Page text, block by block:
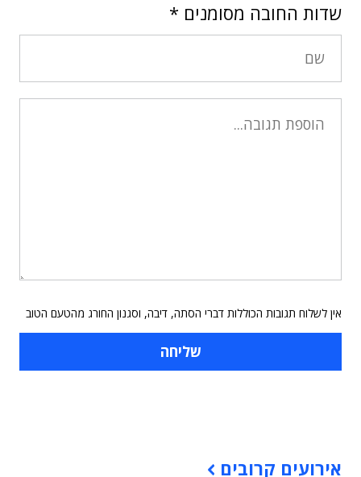
שדות החובה מסומנים *
אין לשלוח תגובות הכוללות דברי הסתה, דיבה, וסגנון החורג מהטעם הטוב
אירועים קרובים